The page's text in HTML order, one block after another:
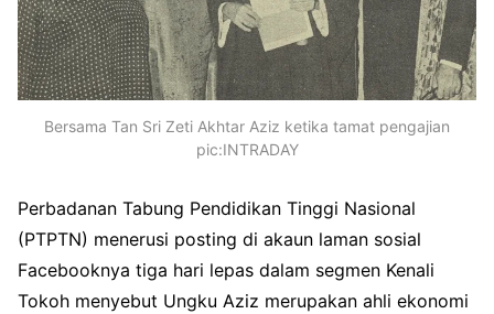
Bersama Tan Sri Zeti Akhtar Aziz ketika tamat pengajian
pic:INTRADAY
Perbadanan Tabung Pendidikan Tinggi Nasional
(PTPTN) menerusi posting di akaun laman sosial
Facebooknya tiga hari lepas dalam segmen Kenali
Tokoh menyebut Ungku Aziz merupakan ahli ekonomi